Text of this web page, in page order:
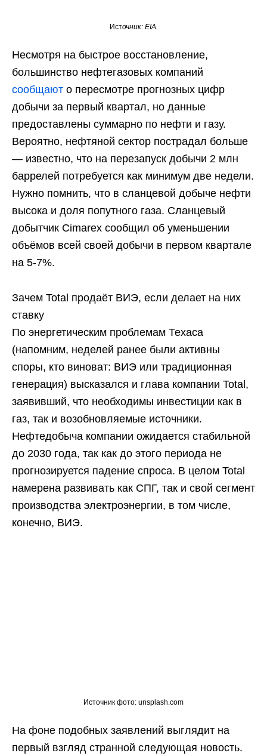
Источник: EIA.
Несмотря на быстрое восстановление,
большинство нефтегазовых компаний
сообщают о пересмотре прогнозных цифр
добычи за первый квартал, но данные
предоставлены суммарно по нефти и газу.
Вероятно, нефтяной сектор пострадал больше
— известно, что на перезапуск добычи 2 млн
баррелей потребуется как минимум две недели.
Нужно помнить, что в сланцевой добыче нефти
высока и доля попутного газа. Сланцевый
добытчик Cimarex сообщил об уменьшении
объёмов всей своей добычи в первом квартале
на 5-7%.
Зачем Total продаёт ВИЭ, если делает на них
ставку
По энергетическим проблемам Техаса
(напомним, неделей ранее были активны
споры, кто виноват: ВИЭ или традиционная
генерация) высказался и глава компании Total,
заявивший, что необходимы инвестиции как в
газ, так и возобновляемые источники.
Нефтедобыча компании ожидается стабильной
до 2030 года, так как до этого периода не
прогнозируется падение спроса. В целом Total
намерена развивать как СПГ, так и свой сегмент
производства электроэнергии, в том числе,
конечно, ВИЭ.
Источник фото: unsplash.com
На фоне подобных заявлений выглядит на
первый взгляд странной следующая новость.